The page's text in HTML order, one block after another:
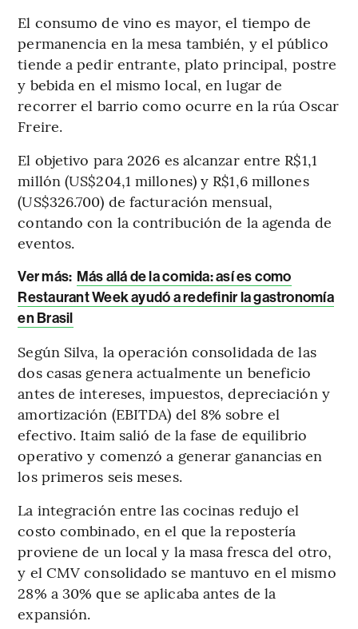
El consumo de vino es mayor, el tiempo de
permanencia en la mesa también, y el público
tiende a pedir entrante, plato principal, postre
y bebida en el mismo local, en lugar de
recorrer el barrio como ocurre en la rúa Oscar
Freire.
El objetivo para 2026 es alcanzar entre R$1,1
millón (US$204,1 millones) y R$1,6 millones
(US$326.700) de facturación mensual,
contando con la contribución de la agenda de
eventos.
Ver más: Más allá de la comida: así es como
Restaurant Week ayudó a redefinir la gastronomía
en Brasil
Según Silva, la operación consolidada de las
dos casas genera actualmente un beneficio
antes de intereses, impuestos, depreciación y
amortización (EBITDA) del 8% sobre el
efectivo. Itaim salió de la fase de equilibrio
operativo y comenzó a generar ganancias en
los primeros seis meses.
La integración entre las cocinas redujo el
costo combinado, en el que la repostería
proviene de un local y la masa fresca del otro,
y el CMV consolidado se mantuvo en el mismo
28% a 30% que se aplicaba antes de la
expansión.